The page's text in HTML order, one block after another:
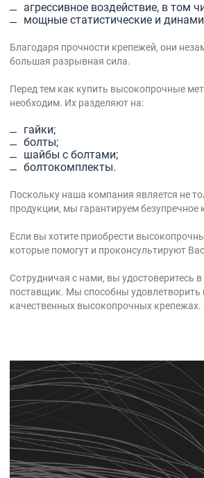
агрессивное воздействие, в том
мощные статистические и
Благодаря прочности крепежей, они
большая разрывная сила.
Перед тем как купить высокопрочные
необходим. Их разделяют на:
гайки;
болты;
шайбы с болтами;
болтокомплекты.
Поскольку наша компания является не
продукции, мы гарантируем безупречное
Если вы хотите приобрести
которые помогут и проконсультируют
Сотрудничая с нами, вы
поставщик. Мы способны удовлетворить
качественных высокопрочных крепежах.